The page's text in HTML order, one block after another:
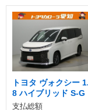
トヨタ ヴォクシー 1.
8 ハイブリッド S-G
支払総額